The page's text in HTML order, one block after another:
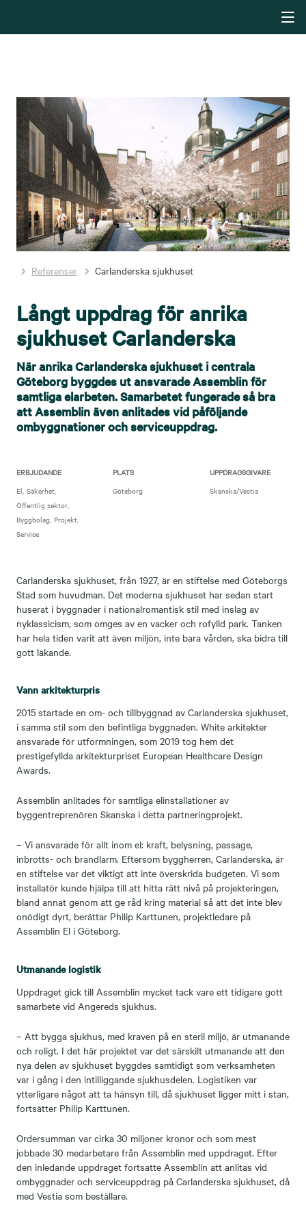
Referenser Carlanderska sjukhuset
Långt uppdrag för anrika
sjukhuset Carlanderska
När anrika Carlanderska sjukhuset i centrala
Göteborg byggdes ut ansvarade Assemblin för
samtliga elarbeten. Samarbetet fungerade så bra
att Assemblin även anlitades vid påföljande
ombyggnationer och serviceuppdrag.
ERBJUDANDE
El Säkerhet
Offentlig sektor
Byggbolag Projekt
Service
PLATS
Göteborg
UPPDRAGSGIVARE
Skanska/Vestia
Carlanderska sjukhuset, från 1927, är en stiftelse med Göteborgs
Stad som huvudman. Det moderna sjukhuset har sedan start
huserat i byggnader i nationalromantisk stil med inslag av
nyklassicism, som omges av en vacker och rofylld park. Tanken
har hela tiden varit att även miljön, inte bara vården, ska bidra till
gott läkande.
Vann arkitekturpris
2015 startade en om- och tillbyggnad av Carlanderska sjukhuset,
i samma stil som den befintliga byggnaden. White arkitekter
ansvarade för utformningen, som 2019 tog hem det
prestigefyllda arkitekturpriset European Healthcare Design
Awards.
Assemblin anlitades för samtliga elinstallationer av
byggentreprenören Skanska i detta partneringprojekt.
– Vi ansvarade för allt inom el: kraft, belysning, passage,
inbrotts- och brandlarm. Eftersom byggherren, Carlanderska, är
en stiftelse var det viktigt att inte överskrida budgeten. Vi som
installatör kunde hjälpa till att hitta rätt nivå på projekteringen,
bland annat genom att ge råd kring material så att det inte blev
onödigt dyrt, berättar Philip Karttunen, projektledare på
Assemblin El i Göteborg.
Utmanande logistik
Uppdraget gick till Assemblin mycket tack vare ett tidigare gott
samarbete vid Angereds sjukhus.
– Att bygga sjukhus, med kraven på en steril miljö, är utmanande
och roligt. I det här projektet var det särskilt utmanande att den
nya delen av sjukhuset byggdes samtidigt som verksamheten
var i gång i den intilliggande sjukhusdelen. Logistiken var
ytterligare något att ta hänsyn till, då sjukhuset ligger mitt i stan,
fortsätter Philip Karttunen.
Ordersumman var cirka 30 miljoner kronor och som mest
jobbade 30 medarbetare från Assemblin med uppdraget. Efter
den inledande uppdraget fortsatte Assemblin att anlitas vid
ombyggnader och serviceuppdrag på Carlanderska sjukhuset, då
med Vestia som beställare.